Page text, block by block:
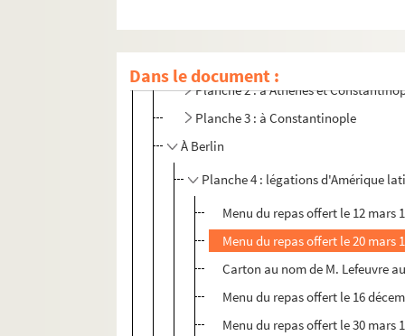
Dans le document :
504QO/4. Ambassades étrangères
Planche 2 : à Athènes et
Planche 3 : à Constantinople
À Berlin
Planche 4 : légations d'Amérique
Menu du repas offert le 12 mars
Menu du repas offert le 20 mars
Carton au nom de M. Lefeuvre
Menu du repas offert le 16
Menu du repas offert le 30 mars